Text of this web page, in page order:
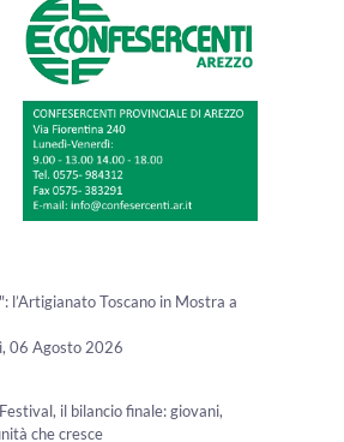
l’Artigianato Toscano in Mostra a
06 Agosto 2026
il bilancio finale: giovani,
che cresce